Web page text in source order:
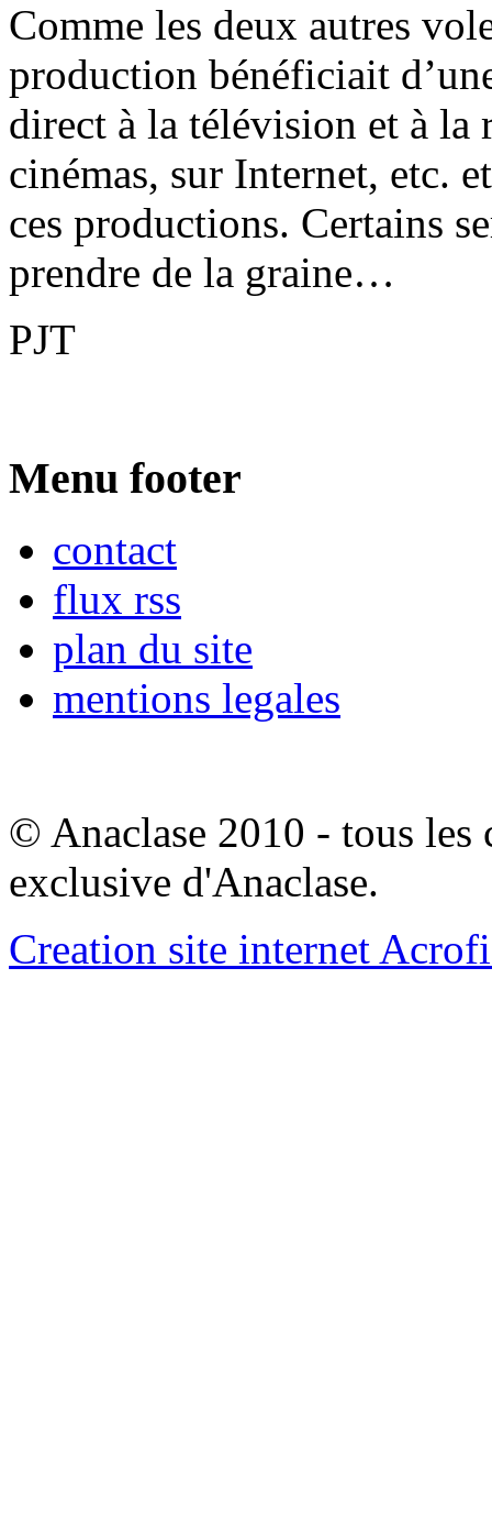
Comme les deux autres
production bénéficiait
direct à la télévision et à la
cinémas, sur Internet, etc.
ces productions. Certains
prendre de la graine…
PJT
Menu footer
contact
flux rss
plan du site
mentions legales
© Anaclase 2010 - tous les
exclusive d'Anaclase.
Creation site internet